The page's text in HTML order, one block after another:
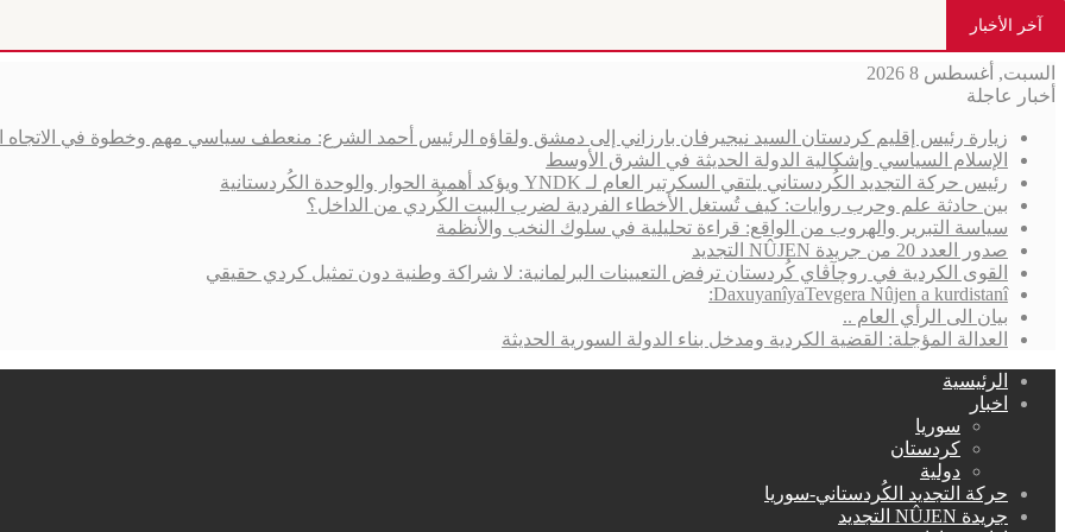
آخر الأخبار
السبت, أغسطس 8 2026
أخبار عاجلة
زيارة رئيس إقليم كردستان السيد نيجيرفان بارزاني إلى دمشق ولقاؤه الرئيس أحمد الشرع: منعطف سياسي مهم وخطوة في الاتجاه
الإسلام السياسي وإشكالية الدولة الحديثة في الشرق الأوسط
رئيس حركة التجديد الكُردستاني يلتقي السكرتير العام لـ YNDK ويؤكد أهمية الحوار والوحدة الكُردستانية
بين حادثة علم وحرب روايات: كيف تُستغل الأخطاء الفردية لضرب البيت الكُردي من الداخل؟
سياسة التبرير والهروب من الواقع: قراءة تحليلية في سلوك النخب والأنظمة
صدور العدد 20 من جريدة NÛJEN التجديد
القوى الكردية في روچآڤاي كُردستان ترفض التعيينات البرلمانية: لا شراكة وطنية دون تمثيل كردي حقيقي
DaxuyanîyaTevgera Nûjen a kurdistanî:
بيان الى الرأي العام ..
العدالة المؤجلة: القضية الكردية ومدخل بناء الدولة السورية الحديثة
الرئيسية
اخبار
سوريا
كردستان
دولية
حركة التجديد الكُردستاني-سوريا
جريدة NÛJEN التجديد